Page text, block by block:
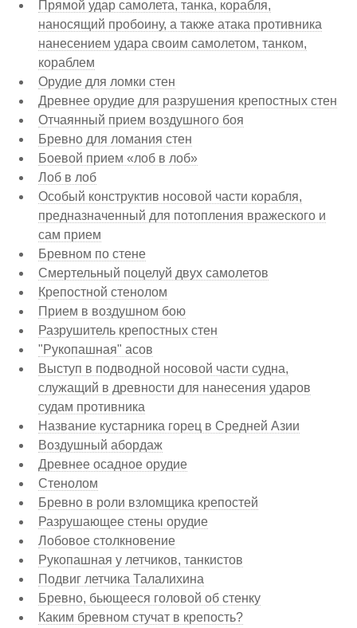
Прямой удар самолета, танка, корабля,
наносящий пробоину, а также атака противника
нанесением удара своим самолетом, танком,
кораблем
Орудие для ломки стен
Древнее орудие для разрушения крепостных стен
Отчаянный прием воздушного боя
Бревно для ломания стен
Боевой прием «лоб в лоб»
Лоб в лоб
Особый конструктив носовой части корабля,
предназначенный для потопления вражеского и
сам прием
Бревном по стене
Смертельный поцелуй двух самолетов
Крепостной стенолом
Прием в воздушном бою
Разрушитель крепостных стен
"Рукопашная" асов
Выступ в подводной носовой части судна,
служащий в древности для нанесения ударов
судам противника
Название кустарника горец в Средней Азии
Воздушный абордаж
Древнее осадное орудие
Стенолом
Бревно в роли взломщика крепостей
Разрушающее стены орудие
Лобовое столкновение
Рукопашная у летчиков, танкистов
Подвиг летчика Талалихина
Бревно, бьющееся головой об стенку
Каким бревном стучат в крепость?